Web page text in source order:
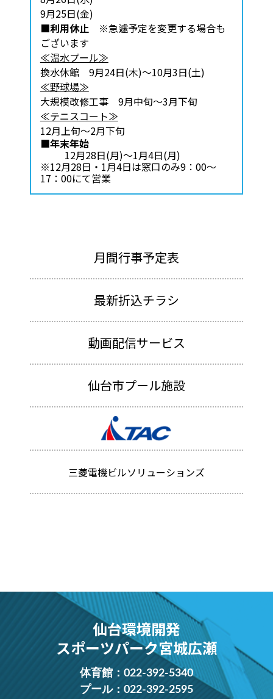
9月25日(金)
■利用休止 ※急遽予定を変更する場合も
ございます
≪温水プール≫
換水休館 9月24日(木)～10月3日(土)
≪野球場≫
大規模改修工事 9月中旬～3月下旬
≪テニスコート≫
12月上旬～2月下旬
■年末年始
12月28日(月)～1月4日(月)
※12月28日・1月4日は窓口のみ9：00～
17：00にて営業
月間行事予定表
最新折込チラシ
動画配信サービス
仙台市プール施設
三菱電機ビルソリューションズ
仙台環境開発
スポーツパーク宮城広瀬
体育館： 022-392-5340
プール： 022-392-2595